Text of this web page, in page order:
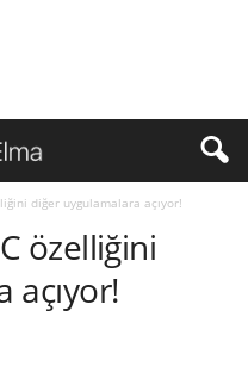
diğer uygulamalara açıyor!
özelliğini
açıyor!